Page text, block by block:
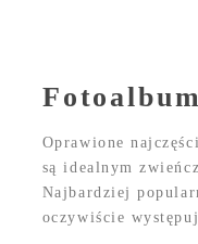
Oprawione
są idealnym
Najbardziej
oczywiście